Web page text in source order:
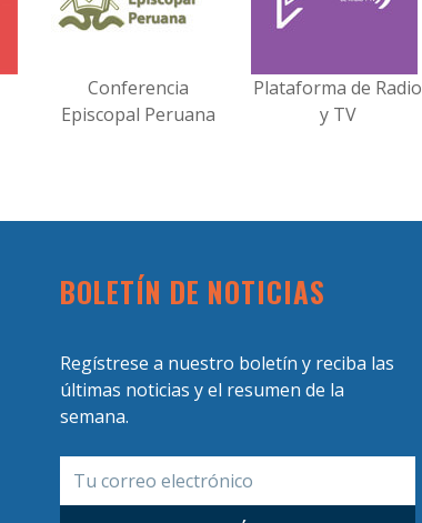
Conferencia
Episcopal Peruana
Plataforma de Radio
y TV
BOLETÍN DE NOTICIAS
Regístrese a nuestro boletín y reciba las
últimas noticias y el resumen de la
semana.